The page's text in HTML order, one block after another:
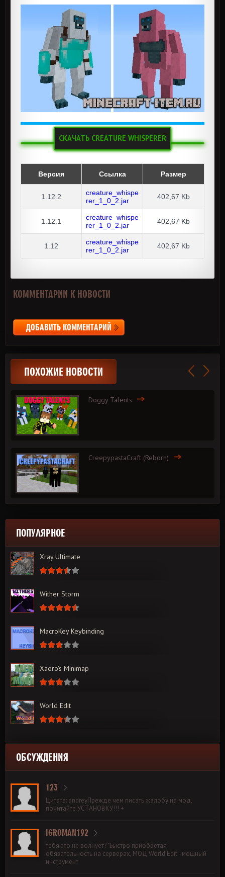
СКАЧАТЬ CREATURE WHISPERER
Версия Ссылка Размер
1.12.2
creature_whispe
rer_1_0_2.jar
402,67 Kb
1.12.1
creature_whispe
rer_1_0_2.jar
402,67 Kb
1.12
creature_whispe
rer_1_0_2.jar
402,67 Kb
КОММЕНТАРИИ К НОВОСТИ
ДОБАВИТЬ КОММЕНТАРИЙ
ПОХОЖИЕ НОВОСТИ
Doggy Talents
CreepypastaCraft (Reborn)
ПОПУЛЯРНОЕ
Xray Ultimate
Wither Storm
MacroKey Keybinding
Xaero’s Minimap
World Edit
ОБСУЖДЕНИЯ
123
Цитата: andreyПрежде чем писать жалобу на мод,
почитайте УСТАНОВКУ!!! +
IGROMAN192
тебя это не волнует? "Быстро приобретая
обязательность на серверах, МОД World Edit - мощный
инструмент